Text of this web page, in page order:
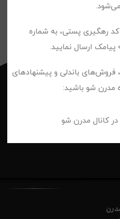
می‌شود.
کد رهگیری پستی، به شماره
فروش‌های باندلی و پیشنهادهای
مدرن شو باشید:
کانال مدرن شو
شو
از پوشاک، کیف، اکسسوری، لوازم
نمی‌فروشیم؛ ما به شما کمک